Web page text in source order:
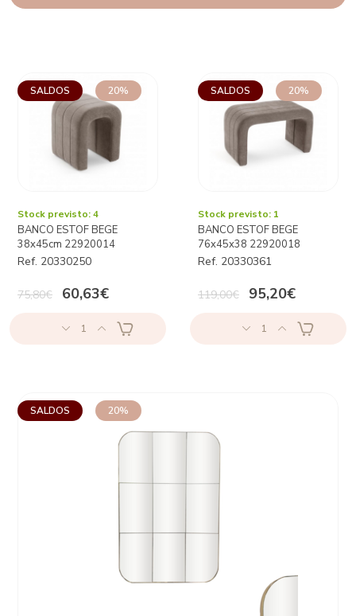
SALDOS 20%
Stock previsto: 4
BANCO ESTOF BEGE
38x45cm 22920014
Ref. 20330250
75,80€ 60,63€
1
SALDOS 20%
Stock previsto: 1
BANCO ESTOF BEGE
76x45x38 22920018
Ref. 20330361
119,00€ 95,20€
1
SALDOS 20%